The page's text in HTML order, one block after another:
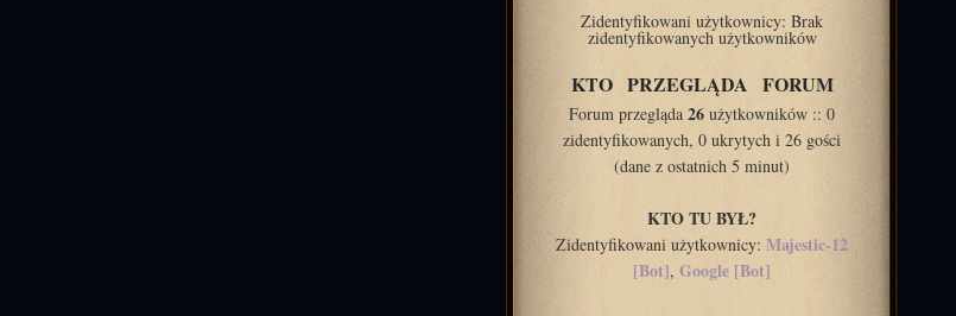
Zidentyfikowani użytkownicy: Brak
zidentyfikowanych użytkowników
KTO PRZEGLĄDA FORUM
Forum przegląda 26 użytkowników :: 0
zidentyfikowanych, 0 ukrytych i 26 gości
(dane z ostatnich 5 minut)
KTO TU BYŁ?
Zidentyfikowani użytkownicy: Majestic-12
[Bot], Google [Bot]